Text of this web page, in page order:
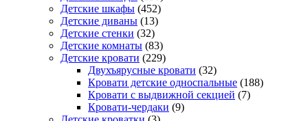
Детские шкафы (452)
Детские диваны (13)
Детские стенки (32)
Детские комнаты (83)
Детские кровати (229)
Двухъярусные кровати (32)
Кровати детские односпальные (188)
Кровати с выдвижной секцией (7)
Кровати-чердаки (9)